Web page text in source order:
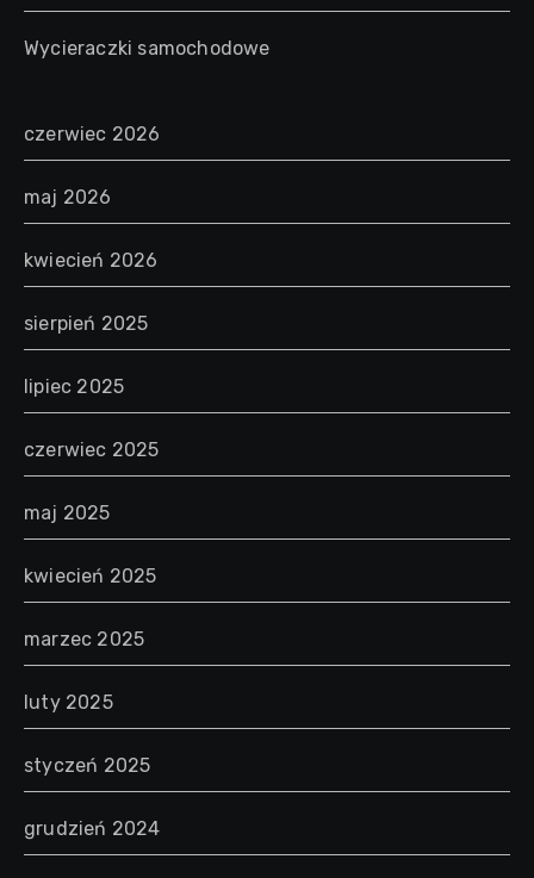
Wycieraczki samochodowe
czerwiec 2026
maj 2026
kwiecień 2026
sierpień 2025
lipiec 2025
czerwiec 2025
maj 2025
kwiecień 2025
marzec 2025
luty 2025
styczeń 2025
grudzień 2024